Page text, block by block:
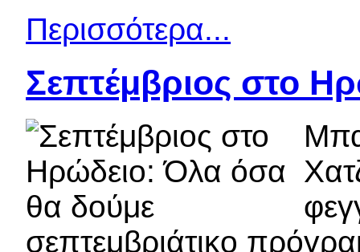
Περισσότερα...
Σεπτέμβριος στο
σεπτεμβριάτικο